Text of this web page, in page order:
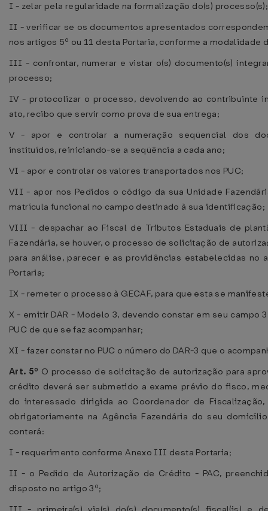
I - zelar pela regularidade na formalização do(s) processo(s);
II - verificar se os documentos apresentados
nos artigos 5º ou 11 desta Portaria, conforme a modalidade
III - confrontar, numerar e vistar o(s) documento(s)
processo;
IV - protocolizar o processo, devolvendo ao contribuinte
ato, recibo que servir como prova de sua entrega;
V - apor e controlar a numeração seqüencial dos
instituídos, reiniciando-se a seqüência a cada ano;
VI - apor e controlar os valores transportados nos PUC;
VII - apor nos Pedidos o código da sua Unidade
matrícula funcional no campo destinado à sua identificação;
VIII - despachar ao Fiscal de Tributos Estaduais de
Fazendária, se houver, o processo de solicitação de
para análise, parecer e as providências estabelecidas no
Portaria;
IX - remeter o processo à GECAF, para que esta se
X - emitir DAR - Modelo 3, devendo constar em seu campo
PUC de que se faz acompanhar;
XI - fazer constar no PUC o número do DAR-3 que o
Art. 5º O processo de solicitação de autorização para
crédito deverá ser submetido a exame prévio do fisco,
do interessado dirigida ao Coordenador de
obrigatoriamente na Agência Fazendária do seu
conterá:
I - requerimento conforme Anexo III desta Portaria;
II - o Pedido de Autorização de Crédito - PAC,
disposto no artigo 3º;